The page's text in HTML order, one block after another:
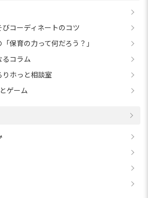
コーディネートのコツ
保育の力って何だろう？」
るコラム
ホっと相談室
ゲーム